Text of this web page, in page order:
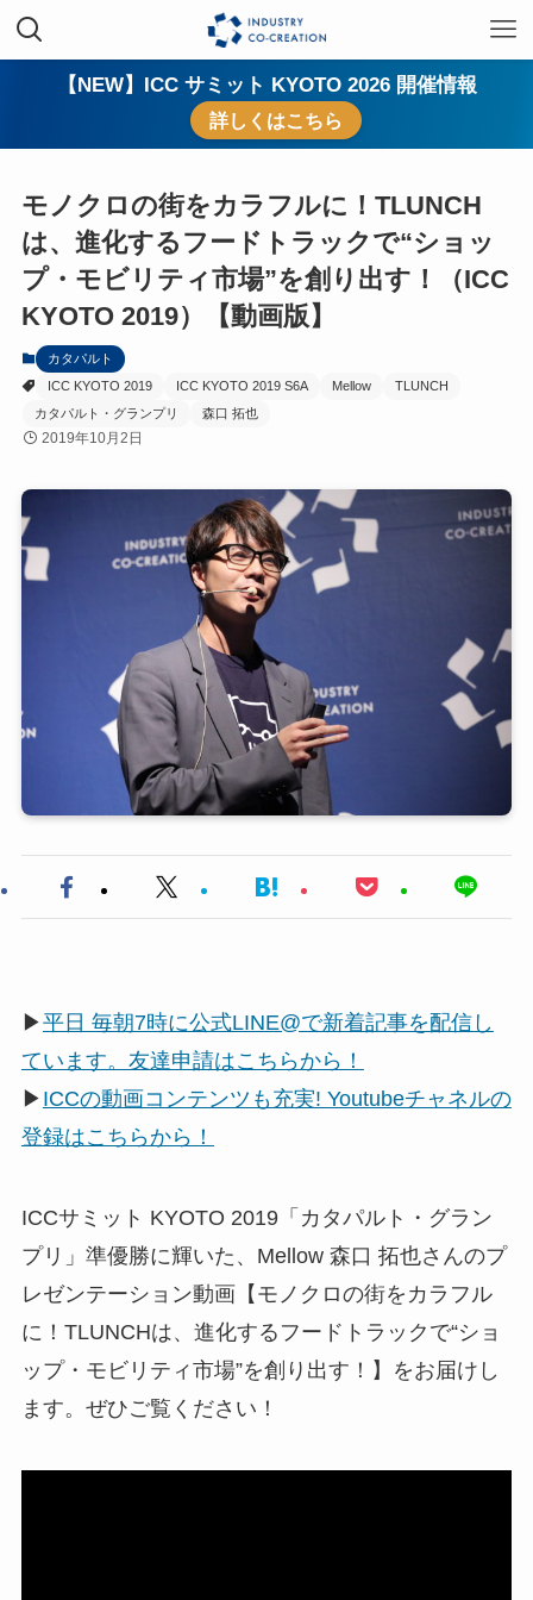
【NEW】ICC サミット KYOTO 2026 開催情報
詳しくはこちら
モノクロの街をカラフルに！TLUNCH
は、進化するフードトラックで“ショッ
プ・モビリティ市場”を創り出す！（ICC
KYOTO 2019）【動画版】
カタパルト
ICC KYOTO 2019
ICC KYOTO 2019 S6A Mellow
TLUNCH
カタパルト・グランプリ
森口 拓也
2019年10月2日
▶平日 毎朝7時に公式LINE@で新着記事を配信し
ています。友達申請はこちらから！
▶ ICCの動画コンテンツも充実! Youtubeチャネルの
登録はこちらから！
ICCサミット KYOTO 2019「カタパルト・グラン
プリ」準優勝に輝いた、Mellow 森口 拓也さんのプ
レゼンテーション動画【モノクロの街をカラフル
に！TLUNCHは、進化するフードトラックで“ショ
ップ・モビリティ市場”を創り出す！】をお届けし
ます。ぜひご覧ください！